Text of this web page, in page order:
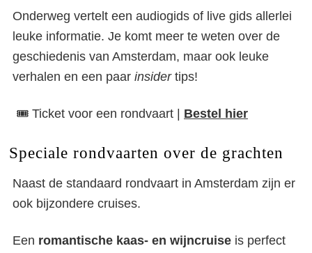
Onderweg vertelt een audiogids of live gids allerlei
leuke informatie. Je komt meer te weten over de
geschiedenis van Amsterdam, maar ook leuke
verhalen en een paar insider tips!
🎟️ Ticket voor een rondvaart | Bestel hier
Speciale rondvaarten over de grachten
Naast de standaard rondvaart in Amsterdam zijn er
ook bijzondere cruises.
Een romantische kaas- en wijncruise is perfect